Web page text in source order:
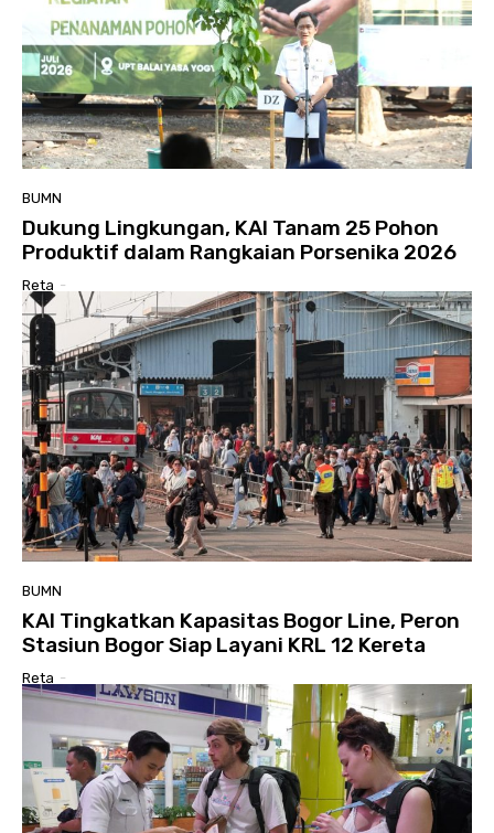
BUMN
Dukung Lingkungan, KAI Tanam 25 Pohon
Produktif dalam Rangkaian Porsenika 2026
Reta -
BUMN
KAI Tingkatkan Kapasitas Bogor Line, Peron
Stasiun Bogor Siap Layani KRL 12 Kereta
Reta -